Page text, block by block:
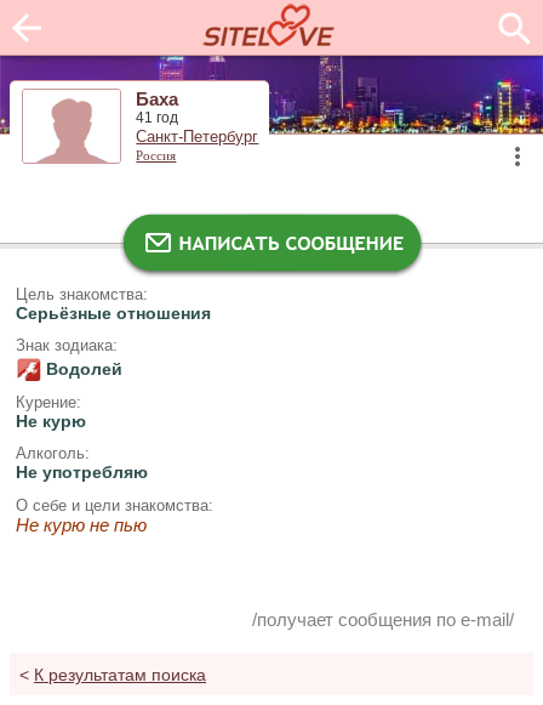
Баха
41 год
Санкт-Петербург
Россия
Цель знакомства:
Серьёзные отношения
Знак зодиака:
Водолей
Курение:
Не курю
Алкоголь:
Не употребляю
О себе и цели знакомства:
Не курю не пью
/получает сообщения по e-mail/
< К результатам поиска